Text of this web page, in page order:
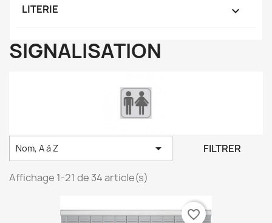
LITERIE 
SIGNALISATION
Nom, A à Z  FILTRER
Affichage 1-21 de 34 article(s)
favorite_border